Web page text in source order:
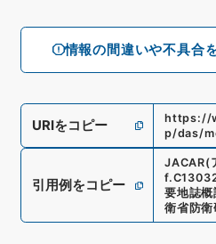
情報の間違いや不具合
URIをコピー
https://
p/das/
引用例をコピー
JACAR(
f.
要地誌概
衛省防衛